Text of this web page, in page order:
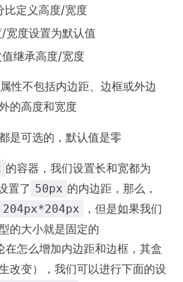
比定义高度/宽度
宽度设置为默认值
继承高度/宽度
属性不包括内边距、边框或外边
的高度和宽度
是可选的，默认值是零
的容器，我们设置长和宽都为
置了 50px 的内边距，那么，
204px*204px
，但是如果我们
的大小就是固定的
在怎么增加内边距和边框，其盒
改变），我们可以进行下面的设